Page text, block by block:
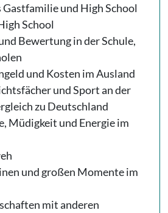
Gastfamilie und High School
School
Bewertung in der Schule,
und Kosten im Ausland
und Sport an der
zu Deutschland
Müdigkeit und Energie im
und großen Momente im
mit anderen